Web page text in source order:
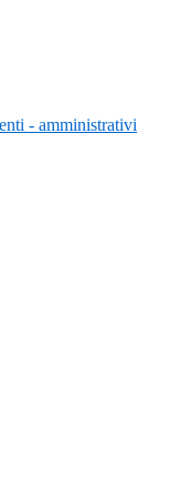
- amministrativi